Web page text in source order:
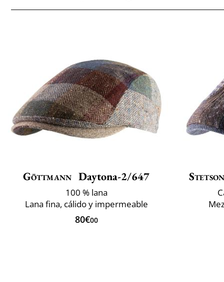
Göttmann Daytona-2/647
100 % lana
Lana fina, cálido y impermeable
80€00